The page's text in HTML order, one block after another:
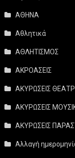
ΑΘΗΝΑ
Αθλητικά
ΑΘΛΗΤΙΣΜΟΣ
ΑΚΡΟΑΣΕΙΣ
ΑΚΥΡΩΣΕΙΣ
ΑΚΥΡΩΣΕΙΣ
ΑΚΥΡΩΣΕΙΣ
Αλλαγή